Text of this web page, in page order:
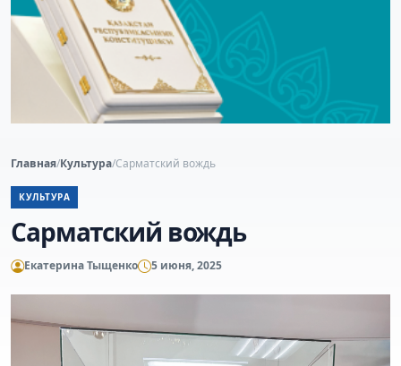
Главная/Культура/Сарматский вождь
КУЛЬТУРА
Сарматский вождь
Екатерина Тыщенко 5 июня, 2025